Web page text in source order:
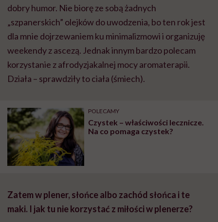
dobry humor. Nie biorę ze sobą żadnych
„szpanerskich” olejków do uwodzenia, bo ten rok jest
dla mnie dojrzewaniem ku minimalizmowi i organizuję
weekendy z ascezą. Jednak innym bardzo polecam
korzystanie z afrodyzjakalnej mocy aromaterapii.
Działa – sprawdziły to ciała (śmiech).
POLECAMY
Czystek – właściwości lecznicze.
Na co pomaga czystek?
Zatem w plener, słońce albo zachód słońca i te
maki. I jak tu nie korzystać z miłości w plenerze?